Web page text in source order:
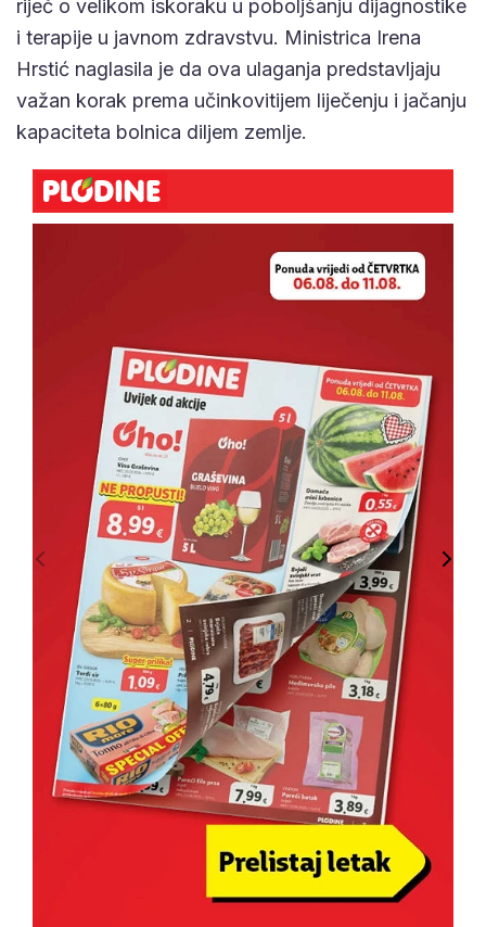
riječ o velikom iskoraku u poboljšanju dijagnostike
i terapije u javnom zdravstvu. Ministrica Irena
Hrstić naglasila je da ova ulaganja predstavljaju
važan korak prema učinkovitijem liječenju i jačanju
kapaciteta bolnica diljem zemlje.